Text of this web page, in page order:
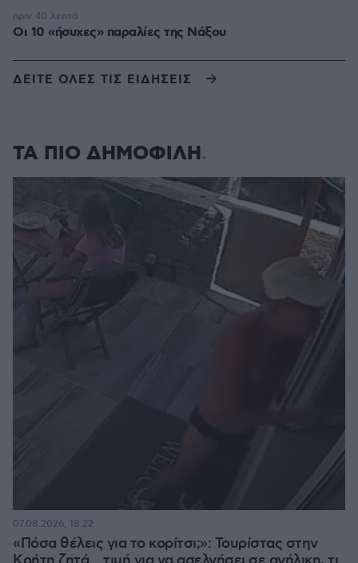
Οι 10 «ήσυχες» παραλίες της Νάξου
πριν 40 λεπτά
ΔΕΙΤΕ ΟΛΕΣ ΤΙΣ ΕΙΔΗΣΕΙΣ
ΤΑ ΠΙΟ ΔΗΜΟΦΙΛΗ
«Πόσα θέλεις για το κορίτσι;»: Τουρίστας στην
07.08.2026, 18:22